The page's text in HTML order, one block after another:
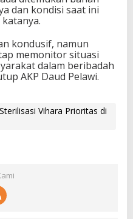
dan kondisi saat ini
kondusif, namun
memonitor situasi
dalam beribadah
AKP Daud Pelawi.
Vihara Prioritas di